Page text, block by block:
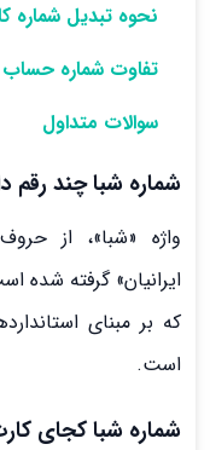
نحوه تبدیل شماره
تفاوت شماره حساب
سوالات متداول
شماره شبا چند
واژه «شبا»، از
است.
شماره شبا کجای